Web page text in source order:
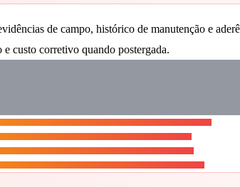
de campo, histórico de manutenção e
custo corretivo quando postergada.